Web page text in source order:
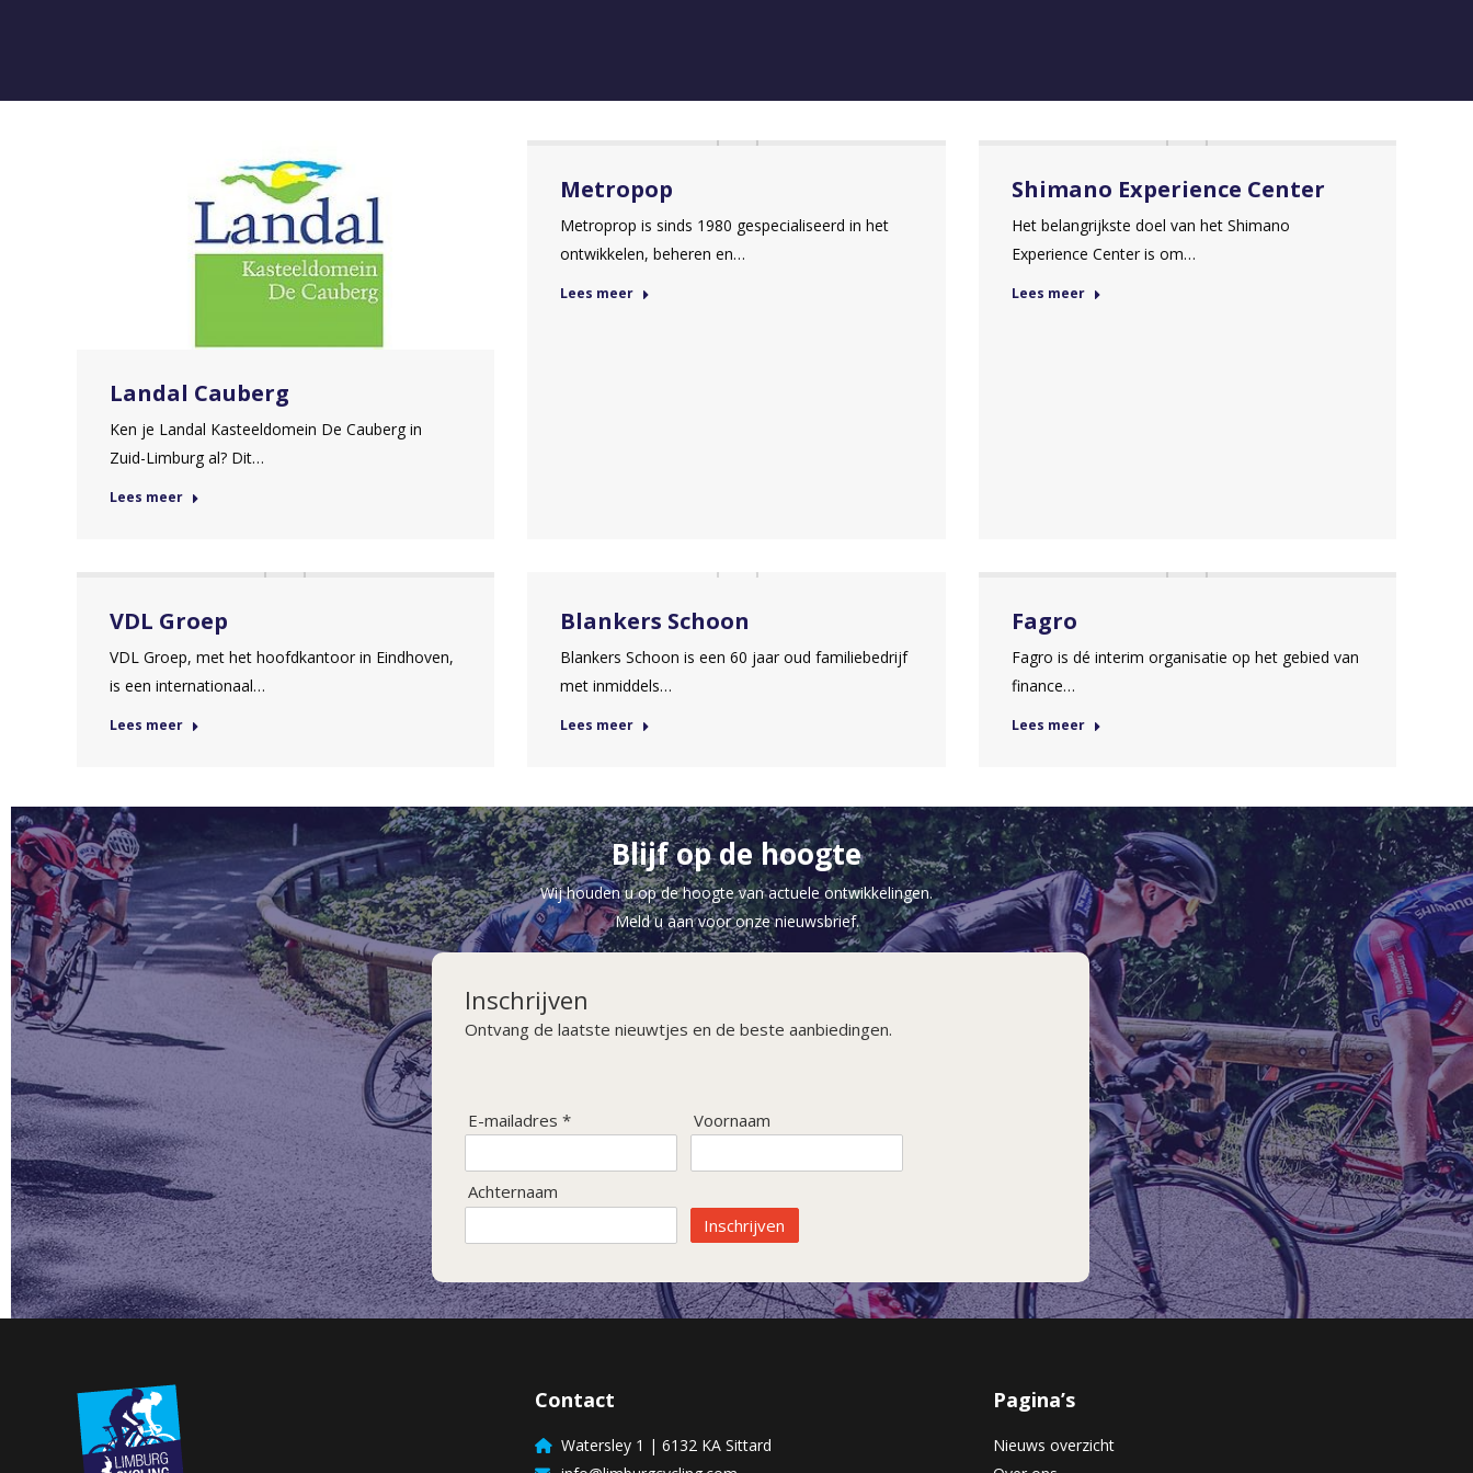
Landal Cauberg
Ken je Landal Kasteeldomein De Cauberg in
Zuid-Limburg al? Dit…
Lees meer
Metropop
Metroprop is sinds 1980 gespecialiseerd in het
ontwikkelen, beheren en…
Lees meer
Shimano Experience Center
Het belangrijkste doel van het Shimano
Experience Center is om…
Lees meer
VDL Groep
VDL Groep, met het hoofdkantoor in Eindhoven,
is een internationaal…
Lees meer
Blankers Schoon
Blankers Schoon is een 60 jaar oud familiebedrijf
met inmiddels…
Lees meer
Fagro
Fagro is dé interim organisatie op het gebied van
finance…
Lees meer
Blijf op de hoogte
Wij houden u op de hoogte van actuele ontwikkelingen.
Meld u aan voor onze nieuwsbrief.
Inschrijven
Ontvang de laatste nieuwtjes en de beste aanbiedingen.
E-mailadres * Voornaam
Achternaam
Inschrijven
Contact
Watersley 1 | 6132 KA Sittard
Pagina’s
Nieuws overzicht